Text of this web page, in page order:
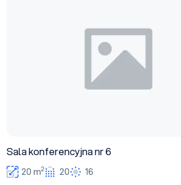
Sala konferencyjna nr 6
20 m2 20 16